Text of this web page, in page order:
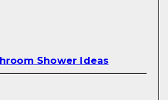
Shower Ideas